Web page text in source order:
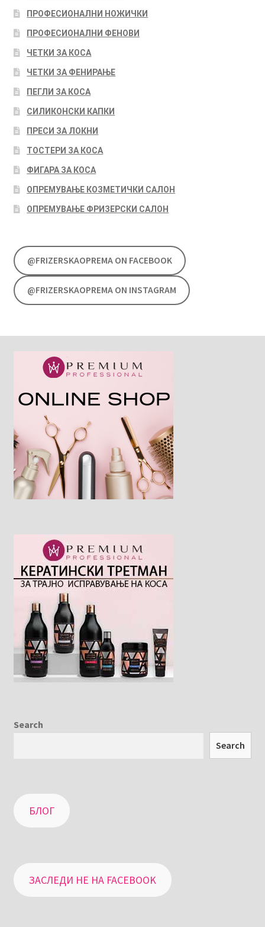
ПРОФЕСИОНАЛНИ НОЖИЧКИ
ПРОФЕСИОНАЛНИ ФЕНОВИ
ЧЕТКИ ЗА КОСА
ЧЕТКИ ЗА ФЕНИРАЊЕ
ПЕГЛИ ЗА КОСА
СИЛИКОНСКИ КАПКИ
ПРЕСИ ЗА ЛОКНИ
ТОСТЕРИ ЗА КОСА
ФИГАРА ЗА КОСА
ОПРЕМУВАЊЕ КОЗМЕТИЧКИ САЛОН
ОПРЕМУВАЊЕ ФРИЗЕРСКИ САЛОН
@FRIZERSKAOPREMA ON FACEBOOK
@FRIZERSKAOPREMA ON INSTAGRAM
Search
Search
БЛОГ
ЗАСЛЕДИ НЕ НА FACEBOOK